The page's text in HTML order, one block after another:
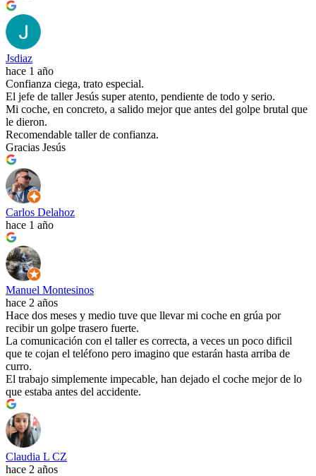
Jsdiaz
hace 1 año
Confianza ciega, trato especial.
El jefe de taller Jesús super atento, pendiente de todo y serio.
Mi coche, en concreto, a salido mejor que antes del golpe brutal que
le dieron.
Recomendable taller de confianza.
Gracias Jesús
Carlos Delahoz
hace 1 año
Manuel Montesinos
hace 2 años
Hace dos meses y medio tuve que llevar mi coche en grúa por
recibir un golpe trasero fuerte.
La comunicación con el taller es correcta, a veces un poco dificil
que te cojan el teléfono pero imagino que estarán hasta arriba de
curro.
El trabajo simplemente impecable, han dejado el coche mejor de lo
que estaba antes del accidente.
Claudia L CZ
hace 2 años